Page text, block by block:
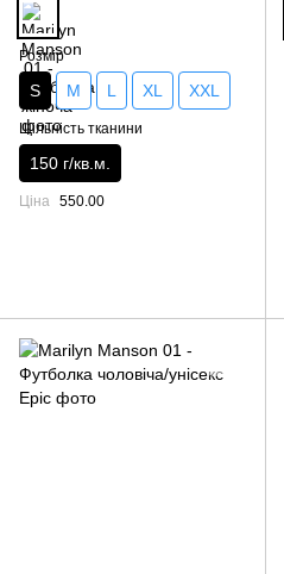
Розмір
S M L XL XXL
Щільність тканини
150 г/кв.м.
Ціна 550.00